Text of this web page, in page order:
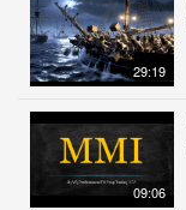
29:19
09:06